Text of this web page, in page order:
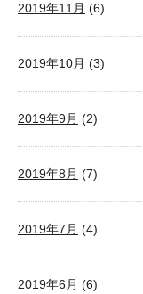
2019年11月 (6)
2019年10月 (3)
2019年9月 (2)
2019年8月 (7)
2019年7月 (4)
2019年6月 (6)